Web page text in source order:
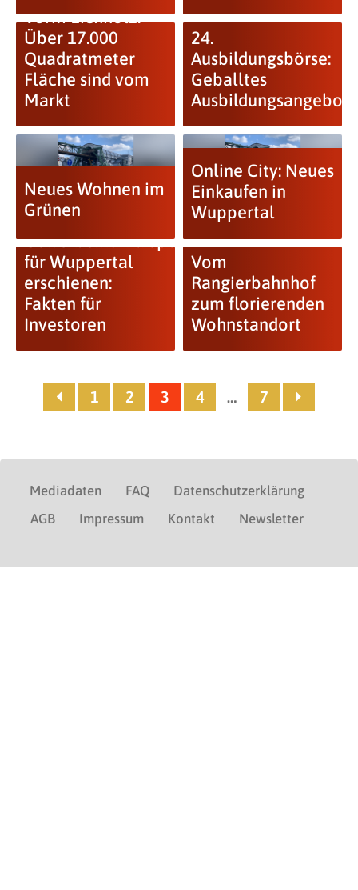
Vorm Eichholz:
Über 17.000
Quadratmeter
Fläche sind vom
Markt
24.
Ausbildungsbörse:
Geballtes
Ausbildungsangebot
Neues Wohnen im
Grünen
Online City: Neues
Einkaufen in
Wuppertal
Neuer
Gewerbemarktreport
für Wuppertal
erschienen:
Fakten für
Investoren
Vom
Rangierbahnhof
zum florierenden
Wohnstandort
1 2 3 4 … 7
Mediadaten FAQ
Datenschutzerklärung
AGB
Impressum Kontakt Newsletter